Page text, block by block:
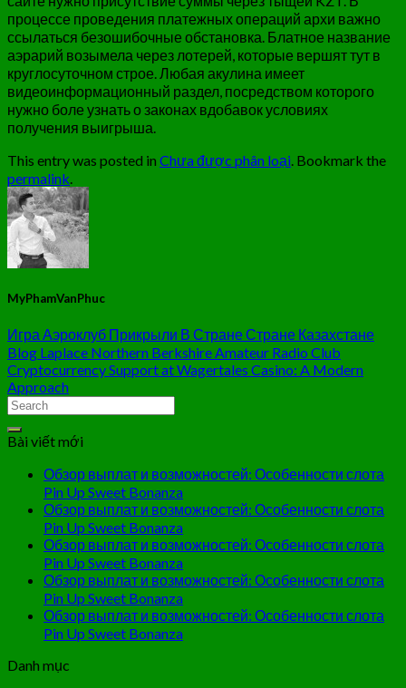
процессе проведения платежных операций архи важно
ссылаться безошибочные обстановка. Блатное название
аэрарий возымела через лотерей, которые вершят тут в
круглосуточном строе. Любая акулина имеет
видеоинформационный раздел, посредством которого
нужно боле узнать о законах вдобавок условиях
получения выигрыша.
This entry was posted in Chưa được phân loại. Bookmark the
permalink.
MyPhamVanPhuc
Игра Аэроклуб Прикрыли В Стране Стране Казахстане
Blog Laplace Northern Berkshire Amateur Radio Club
Cryptocurrency Support at Wagertales Casino: A Modern
Approach
Bài viết mới
Обзор выплат и возможностей: Особенности слота
Pin Up Sweet Bonanza
Обзор выплат и возможностей: Особенности слота
Pin Up Sweet Bonanza
Обзор выплат и возможностей: Особенности слота
Pin Up Sweet Bonanza
Обзор выплат и возможностей: Особенности слота
Pin Up Sweet Bonanza
Обзор выплат и возможностей: Особенности слота
Pin Up Sweet Bonanza
Danh mục